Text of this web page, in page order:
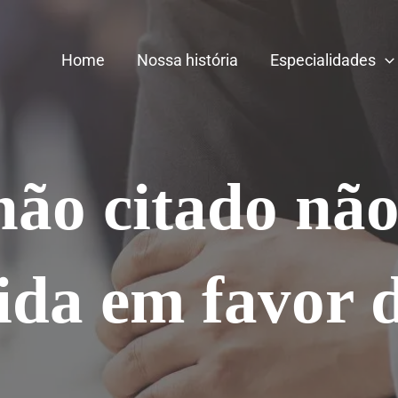
Home Nossa história Especialidades
citado
em favor